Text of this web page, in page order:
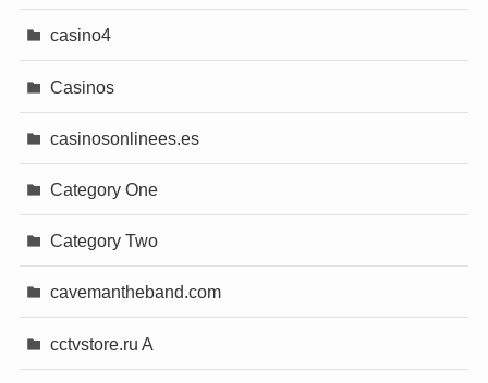
casino4
Casinos
casinosonlinees.es
Category One
Category Two
cavemantheband.com
cctvstore.ru A